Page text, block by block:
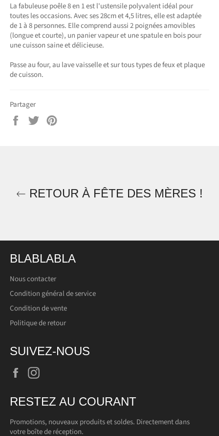
La fabuleuse poêle 8 en 1 est l'ustensile polyvalent idéal pour
toutes les occasions. Avec ses 28cm et 4,5 litres, elle est adaptée
de 1 à 8 personnes. Elle comprend aussi 2 poignées amovibles
(longue et courte), un panier vapeur et une spatule en bois pour
une cuisson saine et délicieuse.
Passe au four, au lave vaisselle et sur tous types de feux et plaque
de cuisson.
Partager
Partager
sur
Tweeter
sur
RETOUR À FÊTE DES MÈRES !
BLABLABLA
Nous contacter
Condition général de service
Condition de vente
Politique de retour
SUIVEZ-NOUS
Facebook
RESTEZ AU COURANT
Promotions, nouveaux produits et soldes. Directement dans
votre boîte de réception.